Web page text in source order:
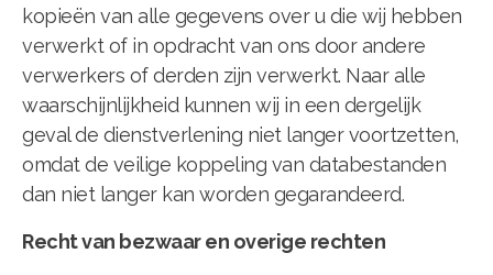
kopieën van alle gegevens over u die wij hebben
verwerkt of in opdracht van ons door andere
verwerkers of derden zijn verwerkt. Naar alle
waarschijnlijkheid kunnen wij in een dergelijk
geval de dienstverlening niet langer voortzetten,
omdat de veilige koppeling van databestanden
dan niet langer kan worden gegarandeerd.
Recht van bezwaar en overige rechten